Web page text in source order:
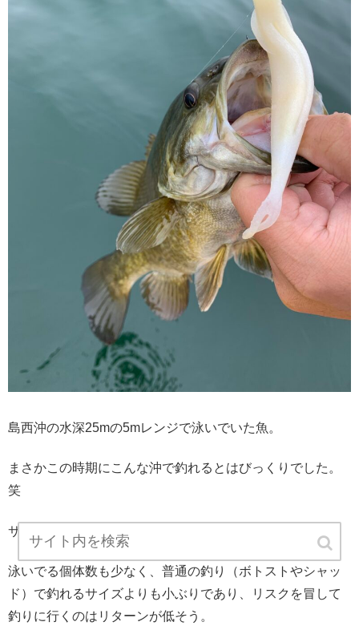
島西沖の水深25mの5mレンジで泳いでいた魚。
まさかこの時期にこんな沖で釣れるとはびっくりでした。
笑
サイズもキロちょっとで、この時期としては小さめ。
泳いでる個体数も少なく、普通の釣り（ボトストやシャッ
ド）で釣れるサイズよりも小ぶりであり、リスクを冒して
釣りに行くのはリターンが低そう。